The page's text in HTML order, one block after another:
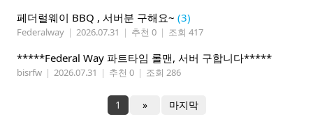
페더럴웨이 BBQ , 서버분 구해요~ (3)
Federalway | 2026.07.31 | 추천 0 | 조회 417
*****Federal Way 파트타임 롤맨, 서버 구합니다*****
bisrfw | 2026.07.31 | 추천 0 | 조회 286
1 » 마지막